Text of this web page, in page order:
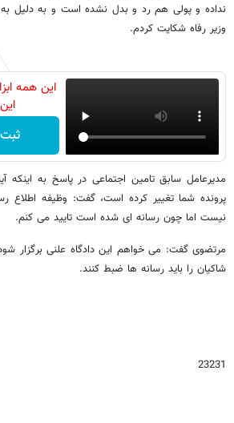
نداده و پولی هم رد و بدل نشده است و به دلیل به
وزیر رفاه شکایت کردم.
این همه
مدیرعامل سابق تامین اجتماعی در پاسخ به اینکه
پرونده شما تغییر کرده است، گفت: وظیفه
نیست اما چون رسانه ای شده است تایید می کنم.
مرتضوی گفت: می خواهم این دادگاه علنی برگزار
شاکیان را باید رسانه ها ضبط کنند.
23231